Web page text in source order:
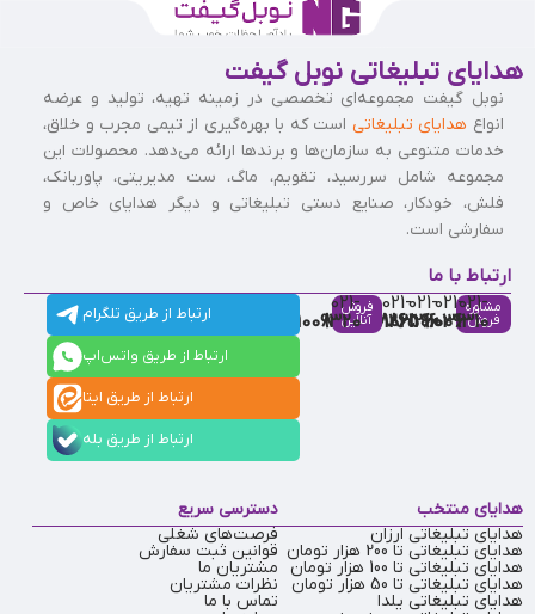
هدایای تبلیغاتی نوبل گیفت
نوبل گیفت مجموعه‌ای تخصصی در زمینه تهیه، تولید و عرضه
انواع هدایای تبلیغاتی است که با بهره‌گیری از تیمی مجرب و خلاق،
خدمات متنوعی به سازمان‌ها و برندها ارائه می‌دهد. محصولات این
مجموعه شامل سررسید، تقویم، ماگ، ست مدیریتی، پاوربانک،
فلش، خودکار، صنایع دستی تبلیغاتی و دیگر هدایای خاص و
سفارشی است.
ارتباط با ما
مشاوره
فروش
021-
91009310
021-
86126036
021-
86126506
021-
88537803
فروش
آنلاین
021-
91009320
ارتباط از طریق تلگرام
ارتباط از طریق واتس‌اپ
ارتباط از طریق ایتا
ارتباط از طریق بله
هدایای منتخب
هدایای تبلیغاتی ارزان
هدایای تبلیغاتی تا 200 هزار تومان
هدایای تبلیغاتی تا 100 هزار تومان
هدایای تبلیغاتی تا 50 هزار تومان
هدایای تبلیغاتی یلدا
دسترسی سریع
فرصت‌های شغلی
قوانین ثبت سفارش
مشتریان ما
نظرات مشتریان
تماس با ما